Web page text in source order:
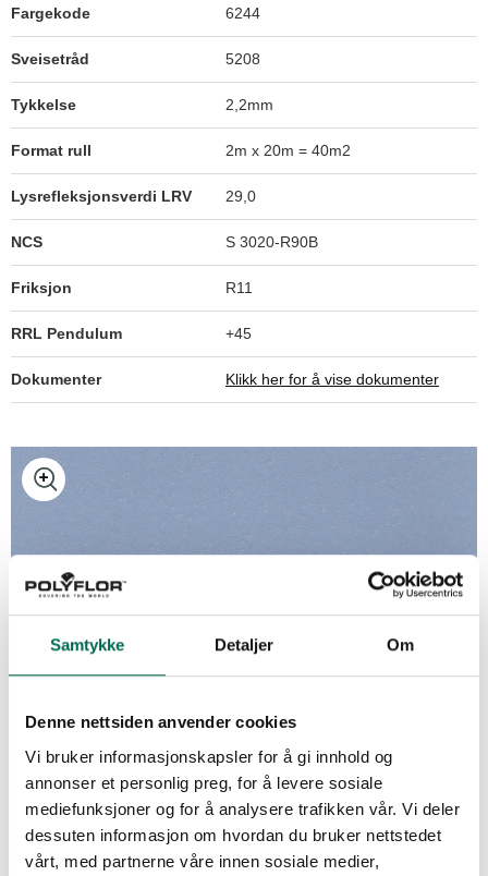
Samtykke Detaljer Om
Denne nettsiden anvender cookies
Vi bruker informasjonskapsler for å gi innhold og
annonser et personlig preg, for å levere sosiale
mediefunksjoner og for å analysere trafikken vår. Vi deler
dessuten informasjon om hvordan du bruker nettstedet
vårt, med partnerne våre innen sosiale medier,
Fargekode 6244
Sveisetråd 5208
Tykkelse 2,2mm
Format rull 2m x 20m = 40m2
Lysrefleksjonsverdi LRV 29,0
NCS S 3020-R90B
Friksjon R11
RRL Pendulum +45
Dokumenter Klikk her for å vise dokumenter
Americano 6256
Azure 6255